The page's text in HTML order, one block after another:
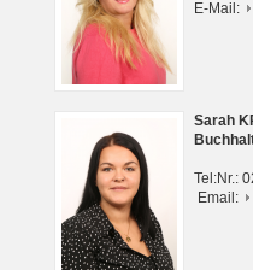
E-Mail:
Sarah
Tel:Nr.:
Email: